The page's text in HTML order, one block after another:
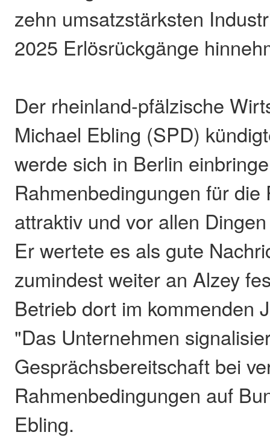
zehn umsatzstärksten
2025 Erlösrückgänge
Der rheinland-pfälzische
Michael Ebling (SPD)
werde sich in Berlin
Rahmenbedingungen für
attraktiv und vor allen
Er wertete es als gute
zumindest weiter an Alzey
Betrieb dort im kommenden
"Das Unternehmen
Gesprächsbereitschaft bei
Rahmenbedingungen auf
Ebling.